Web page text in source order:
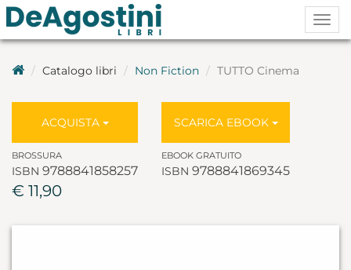
Catalogo libri Non Fiction TUTTO Cinema
ACQUISTA
BROSSURA
ISBN 9788841858257
€ 11,90
SCARICA EBOOK
EBOOK GRATUITO
ISBN 9788841869345